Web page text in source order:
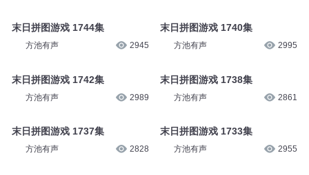
末日拼图游戏 1744集
方池有声 2945
末日拼图游戏 1742集
方池有声 2989
末日拼图游戏 1737集
方池有声 2828
末日拼图游戏 1740集
方池有声 2995
末日拼图游戏 1738集
方池有声 2861
末日拼图游戏 1733集
方池有声 2955